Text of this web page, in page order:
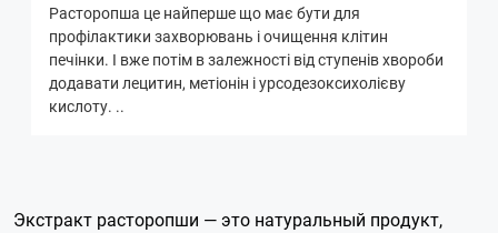
Расторопша це найперше що має бути для
профілактики захворювань і очищення клітин
печінки. І вже потім в залежності від ступенів хвороби
додавати лецитин, метіонін і урсодезоксихолієву
кислоту. ..
Экстракт расторопши — это натуральный продукт,